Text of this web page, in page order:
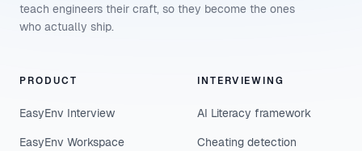
teach engineers their craft, so they become the ones
who actually ship.
PRODUCT
EasyEnv Interview
EasyEnv Workspace
INTERVIEWING
AI Literacy framework
Cheating detection